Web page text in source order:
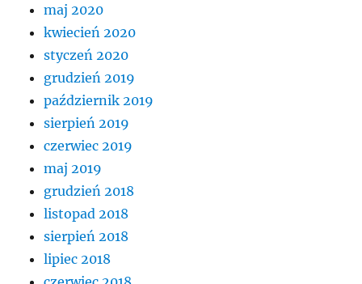
maj 2020
kwiecień 2020
styczeń 2020
grudzień 2019
październik 2019
sierpień 2019
czerwiec 2019
maj 2019
grudzień 2018
listopad 2018
sierpień 2018
lipiec 2018